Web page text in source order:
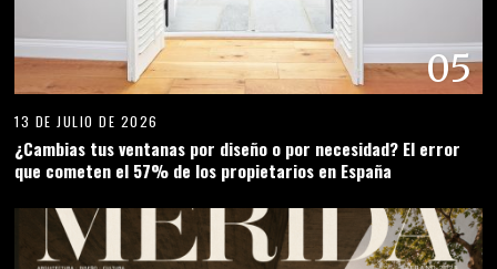
05
13 DE JULIO DE 2026
¿Cambias tus ventanas por diseño o por necesidad? El error
que cometen el 57% de los propietarios en España